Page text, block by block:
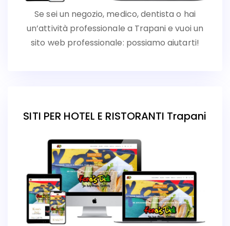
Se sei un negozio, medico, dentista o hai
un’attività professionale a Trapani e vuoi un
sito web professionale: possiamo aiutarti!
SITI PER HOTEL E RISTORANTI Trapani